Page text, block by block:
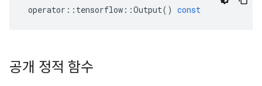
operator :: tensorflow ::Output() const
공개 정적 함수